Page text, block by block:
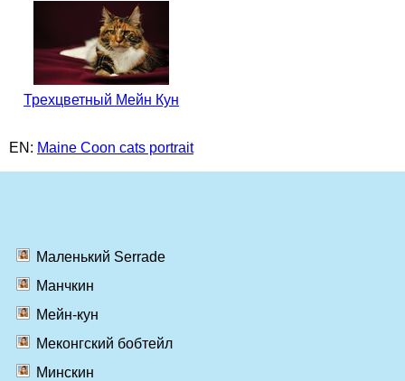
Трехцветный Мейн Кун
EN: Maine Coon cats portrait
Маленький Serrade
Манчкин
Мейн-кун
Меконгский бобтейл
Минскин